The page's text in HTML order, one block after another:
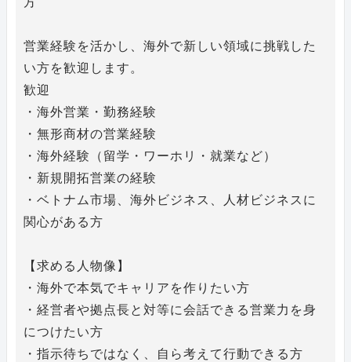
営業経験を活かし、海外で新しい領域に挑戦した
い方を歓迎します。
歓迎
・海外営業・勤務経験
・無形商材の営業経験
・海外経験（留学・ワーホリ・就業など）
・新規開拓営業の経験
・ベトナム市場、海外ビジネス、人材ビジネスに
関心がある方
【求める人物像】
・海外で本気でキャリアを作りたい方
・経営者や拠点長と対等に会話できる営業力を身
につけたい方
・指示待ちではなく、自ら考えて行動できる方